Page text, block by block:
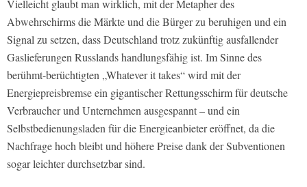
Vielleicht glaubt man wirklich, mit der Metapher des
Abwehrschirms die Märkte und die Bürger zu beruhigen und ein
Signal zu setzen, dass Deutschland trotz zukünftig ausfallender
Gaslieferungen Russlands handlungsfähig ist. Im Sinne des
berühmt-berüchtigten „Whatever it takes“ wird mit der
Energiepreisbremse ein gigantischer Rettungsschirm für deutsche
Verbraucher und Unternehmen ausgespannt – und ein
Selbstbedienungsladen für die Energieanbieter eröffnet, da die
Nachfrage hoch bleibt und höhere Preise dank der Subventionen
sogar leichter durchsetzbar sind.